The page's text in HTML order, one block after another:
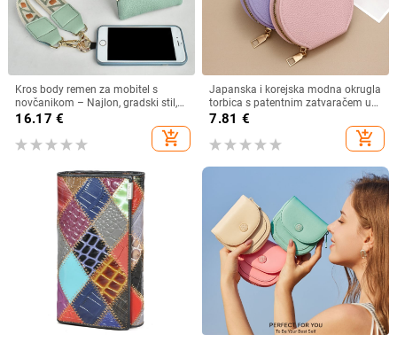
Kros body remen za mobitel s
novčanikom – Najlon, gradski stil,
unisex, Pick up
16.17 €
add_shopping_cart
Japanska i korejska modna okrugla
torbica s patentnim zatvaračem u
boji slatkiša, višenamjenska torbica
za kovanice, futrola za kartice i
ključeve
7.81 €
add_shopping_cart